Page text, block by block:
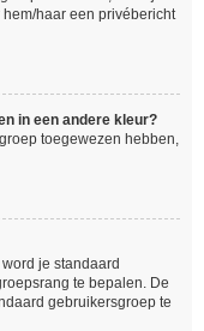
haar een privébericht
in een andere kleur?
toegewezen hebben,
je standaard
te bepalen. De
gebruikersgroep te